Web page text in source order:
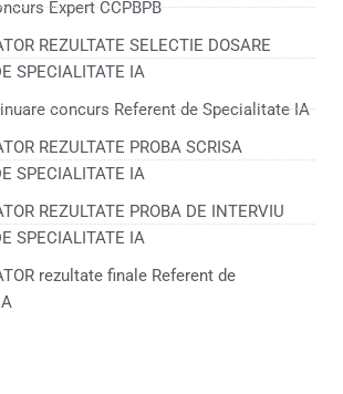
Expert CCPBPB
REZULTATE SELECTIE DOSARE
SPECIALITATE IA
concurs Referent de Specialitate IA
REZULTATE PROBA SCRISA
SPECIALITATE IA
REZULTATE PROBA DE INTERVIU
SPECIALITATE IA
rezultate finale Referent de